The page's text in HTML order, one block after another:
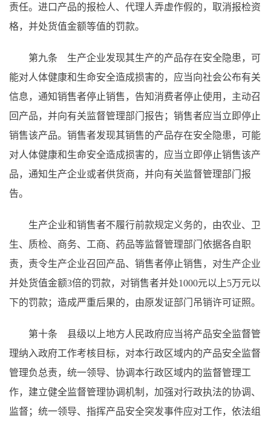
责任。进口产品的报检人、代理人弄虚作假的，取消报检资
格，并处货值金额等值的罚款。
第九条 生产企业发现其生产的产品存在安全隐患，可
能对人体健康和生命安全造成损害的，应当向社会公布有关
信息，通知销售者停止销售，告知消费者停止使用，主动召
回产品，并向有关监督管理部门报告；销售者应当立即停止
销售该产品。销售者发现其销售的产品存在安全隐患，可能
对人体健康和生命安全造成损害的，应当立即停止销售该产
品，通知生产企业或者供货商，并向有关监督管理部门报
告。
生产企业和销售者不履行前款规定义务的，由农业、卫
生、质检、商务、工商、药品等监督管理部门依据各自职
责，责令生产企业召回产品、销售者停止销售，对生产企业
并处货值金额3倍的罚款，对销售者并处1000元以上5万元以
下的罚款；造成严重后果的，由原发证部门吊销许可证照。
第十条 县级以上地方人民政府应当将产品安全监督管
理纳入政府工作考核目标，对本行政区域内的产品安全监督
管理负总责，统一领导、协调本行政区域内的监督管理工
作，建立健全监督管理协调机制，加强对行政执法的协调、
监督；统一领导、指挥产品安全突发事件应对工作，依法组